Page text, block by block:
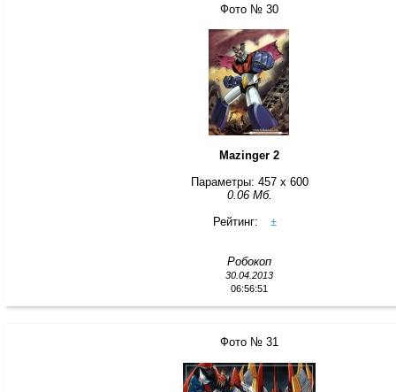
Фото № 30
Mazinger 2
Параметры: 457 x 600
0.06 Мб.
Рейтинг:
±
Робокоп
30.04.2013
06:56:51
Фото № 31